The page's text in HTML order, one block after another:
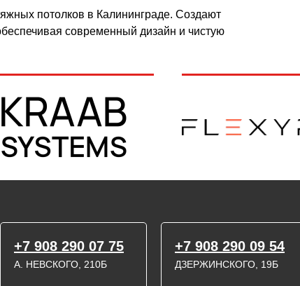
потолков в Калининграде. Создают
современный дизайн и чистую
ДЗЕРЖИНСКОГО, 19Б
А. НЕВСКОГО, 210Б
+7 908 290 09 54
+7 908 290 07 75